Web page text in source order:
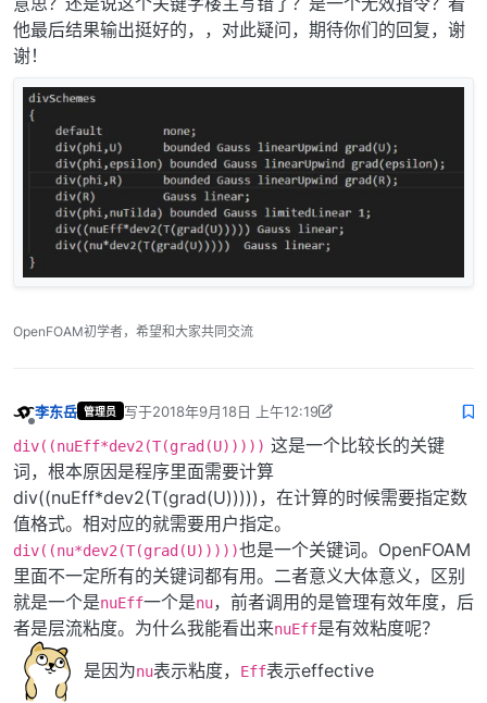
他最后结果输出挺好的，，对此疑问，期待你们的回复，谢
谢！
OpenFOAM初学者，希望和大家共同交流
李东岳 管理员 写于2018年9月18日 上午12:19
最后由 李东岳 编辑2018年9月18日 上午8:20
div((nuEff*dev2(T(grad(U))))) 这是一个比较长的关键
词，根本原因是程序里面需要计算
div((nuEff*dev2(T(grad(U)))))，在计算的时候需要指定数
值格式。相对应的就需要用户指定。
div((nu*dev2(T(grad(U)))))也是一个关键词。OpenFOAM
里面不一定所有的关键词都有用。二者意义大体意义，区别
就是一个是nuEff一个是nu，前者调用的是管理有效年度，后
者是层流粘度。为什么我能看出来nuEff是有效粘度呢？
是因为nu表示粘度， Eff表示effective